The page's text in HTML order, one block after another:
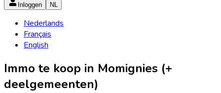
Inloggen NL
Nederlands
Français
English
Immo te koop in Momignies (+
deelgemeenten)